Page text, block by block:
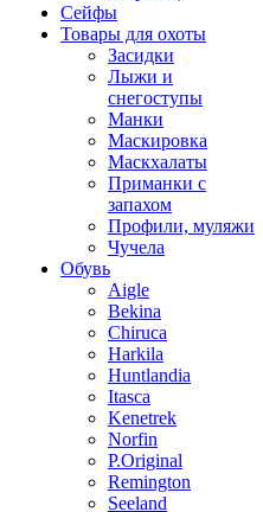
Сейфы
Товары для охоты
Засидки
Лыжи и
снегоступы
Манки
Маскировка
Маскхалаты
Приманки с
запахом
Профили, муляжи
Чучела
Обувь
Aigle
Bekina
Chiruсa
Harkila
Huntlandia
Itasca
Kenetrek
Norfin
P.Original
Remington
Seeland